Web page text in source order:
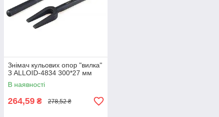
Знімач кульових опор "вилка"
З ALLOID-4834 300*27 мм
В наявності
264,59 ₴ 278,52 ₴